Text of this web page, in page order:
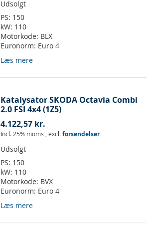
Udsolgt
PS: 150
kW: 110
Motorkode: BLX
Euronorm: Euro 4
Læs mere
Katalysator SKODA Octavia Combi
2.0 FSI 4x4 (1Z5)
4.122,57 kr.
Incl. 25% moms , excl.forsendelser
Udsolgt
PS: 150
kW: 110
Motorkode: BVX
Euronorm: Euro 4
Læs mere